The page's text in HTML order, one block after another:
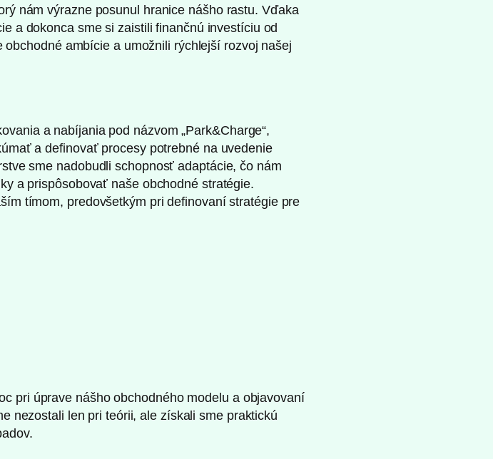
nám výrazne posunul hranice nášho rastu. Vďaka
a dokonca sme si zaistili finančnú investíciu od
ambície a umožnili rýchlejší rozvoj našej
a nabíjania pod názvom „Park&Charge“,
a definovať procesy potrebné na uvedenie
sme nadobudli schopnosť adaptácie, čo nám
a prispôsobovať naše obchodné stratégie.
tímom, predovšetkým pri definovaní stratégie pre
pri úprave nášho obchodného modelu a objavovaní
nezostali len pri teórii, ale získali sme praktickú